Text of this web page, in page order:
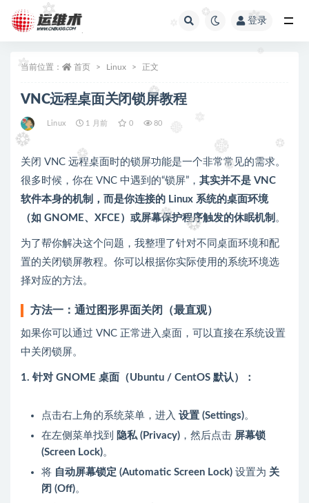
登录
当前位置： 首页 Linux 正文
VNC远程桌面关闭锁屏教程
Linux 1 月前 0 80
关闭 VNC 远程桌面时的锁屏功能是一个非常常见的需求。
很多时候，你在 VNC 中遇到的“锁屏”， 其实并不是 VNC
软件本身的机制，而是你连接的 Linux 系统的桌面环境
（如 GNOME、XFCE）或屏幕保护程序触发的休眠机制 。
为了帮你解决这个问题，我整理了针对不同桌面环境和配
置的关闭锁屏教程。你可以根据你实际使用的系统环境选
择对应的方法。
方法一：通过图形界面关闭（最直观）
如果你可以通过 VNC 正常进入桌面，可以直接在系统设置
中关闭锁屏。
1. 针对 GNOME 桌面（Ubuntu / CentOS 默认）：
点击右上角的系统菜单，进入 设置 (Settings)。
在左侧菜单找到
隐私 (Privacy) ，然后点击 屏幕锁
(Screen Lock)。
将 自动屏幕锁定 (Automatic Screen Lock) 设置为 关
闭 (Off)。